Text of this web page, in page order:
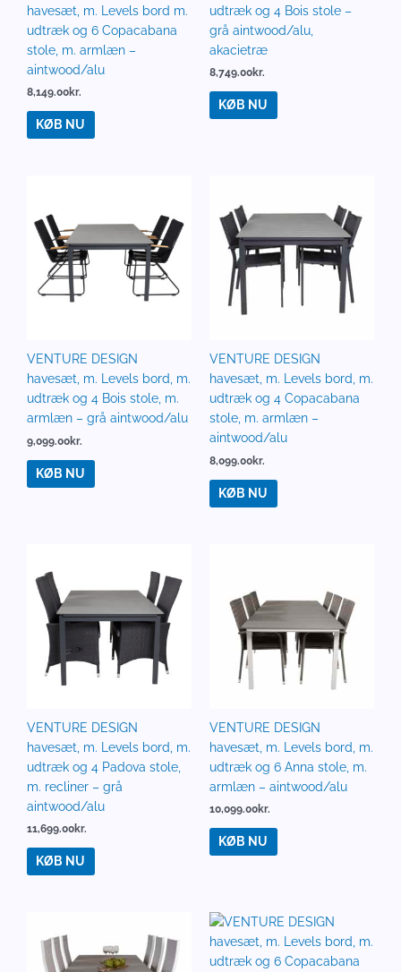
havesæt, m. Levels bord m.
udtræk og 6 Copacabana
stole, m. armlæn –
aintwood/alu
8,149.00kr.
KØB NU
udtræk og 4 Bois stole –
grå aintwood/alu,
akacietræ
8,749.00kr.
KØB NU
VENTURE DESIGN
havesæt, m. Levels bord, m.
udtræk og 4 Bois stole, m.
armlæn – grå aintwood/alu
9,099.00kr.
KØB NU
VENTURE DESIGN
havesæt, m. Levels bord, m.
udtræk og 4 Copacabana
stole, m. armlæn –
aintwood/alu
8,099.00kr.
KØB NU
VENTURE DESIGN
havesæt, m. Levels bord, m.
udtræk og 4 Padova stole,
m. recliner – grå
aintwood/alu
11,699.00kr.
KØB NU
VENTURE DESIGN
havesæt, m. Levels bord, m.
udtræk og 6 Anna stole, m.
armlæn – aintwood/alu
10,099.00kr.
KØB NU